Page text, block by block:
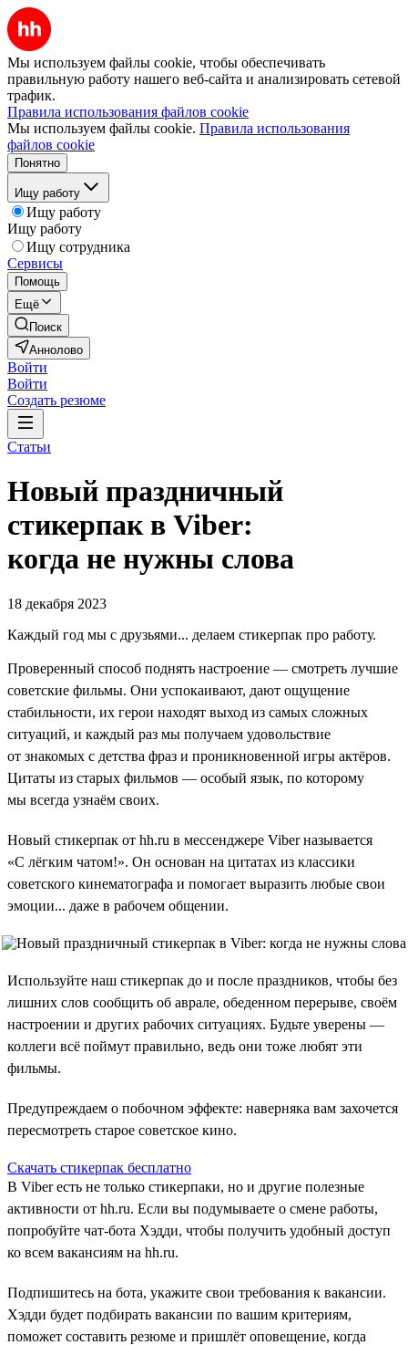
Мы используем файлы cookie, чтобы обеспечивать
правильную работу нашего веб-сайта и анализировать сетевой
трафик.
Правила использования файлов cookie
Мы используем файлы cookie. Правила использования
файлов cookie
Понятно
Ищу работу
Ищу работу
Ищу работу
Ищу сотрудника
Сервисы
Помощь
Ещё
Поиск
Аннолово
Войти
Войти
Создать резюме
Статьи
Новый праздничный
стикерпак в Viber:
когда не нужны слова
18 декабря 2023
Каждый год мы с друзьями... делаем стикерпак про работу.
Проверенный способ поднять настроение — смотреть лучшие
советские фильмы. Они успокаивают, дают ощущение
стабильности, их герои находят выход из самых сложных
ситуаций, и каждый раз мы получаем удовольствие
от знакомых с детства фраз и проникновенной игры актёров.
Цитаты из старых фильмов — особый язык, по которому
мы всегда узнаём своих.
Новый стикерпак от hh.ru в мессенджере Viber называется
«С лёгким чатом!». Он основан на цитатах из классики
советского кинематографа и помогает выразить любые свои
эмоции... даже в рабочем общении.
Используйте наш стикерпак до и после праздников, чтобы без
лишних слов сообщить об аврале, обеденном перерыве, своём
настроении и других рабочих ситуациях. Будьте уверены —
коллеги всё поймут правильно, ведь они тоже любят эти
фильмы.
Предупреждаем о побочном эффекте: наверняка вам захочется
пересмотреть старое советское кино.
Скачать стикерпак бесплатно
В Viber есть не только стикерпаки, но и другие полезные
активности от hh.ru. Если вы подумываете о смене работы,
попробуйте чат-бота Хэдди, чтобы получить удобный доступ
ко всем вакансиям на hh.ru.
Подпишитесь на бота, укажите свои требования к вакансии.
Хэдди будет подбирать вакансии по вашим критериям,
поможет составить резюме и пришлёт оповещение, когда